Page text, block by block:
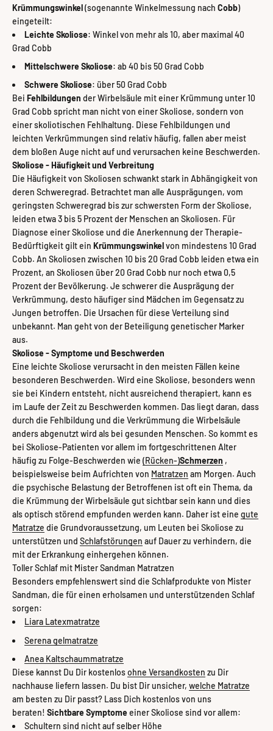
Krümmungswinkel(sogenannte Winkelmessung nach Cobb)
eingeteilt:
Leichte Skoliose: Winkel von mehr als 10, aber maximal 40
Grad Cobb
Mittelschwere Skoliose: ab 40 bis 50 Grad Cobb
Schwere Skoliose: über 50 Grad Cobb
Bei Fehlbildungen der Wirbelsäule mit einer Krümmung unter 10
Grad Cobb spricht man nicht von einer Skoliose, sondern von
einer skoliotischen Fehlhaltung. Diese Fehlbildungen und
leichten Verkrümmungen sind relativ häufig, fallen aber meist
dem bloßen Auge nicht auf und verursachen keine Beschwerden.
Skoliose - Häufigkeit und Verbreitung
Die Häufigkeit von Skoliosen schwankt stark in Abhängigkeit von
deren Schweregrad. Betrachtet man alle Ausprägungen, vom
geringsten Schweregrad bis zur schwersten Form der Skoliose,
leiden etwa 3 bis 5 Prozent der Menschen an Skoliosen. Für
Diagnose einer Skoliose und die Anerkennung der Therapie-
Bedürftigkeit gilt ein Krümmungswinkelvon mindestens 10 Grad
Cobb. An Skoliosen zwischen 10 bis 20 Grad Cobb leiden etwa ein
Prozent, an Skoliosen über 20 Grad Cobb nur noch etwa 0,5
Prozent der Bevölkerung. Je schwerer die Ausprägung der
Verkrümmung, desto häufiger sind Mädchen im Gegensatz zu
Jungen betroffen. Die Ursachen für diese Verteilung sind
unbekannt. Man geht von der Beteiligung genetischer Marker
aus.
Skoliose - Symptome und Beschwerden
Eine leichte Skoliose verursacht in den meisten Fällen keine
besonderen Beschwerden. Wird eine Skoliose, besonders wenn
sie bei Kindern entsteht, nicht ausreichend therapiert, kann es
im Laufe der Zeit zu Beschwerden kommen. Das liegt daran, dass
durch die Fehlbildung und die Verkrümmung die Wirbelsäule
anders abgenutzt wird als bei gesunden Menschen. So kommt es
bei Skoliose-Patienten vor allem im fortgeschrittenen Alter
häufig zu Folge-Beschwerden wie (Rücken-)Schmerzen ,
beispielsweise beim Aufrichten von Matratzen am Morgen. Auch
die psychische Belastung der Betroffenen ist oft ein Thema, da
die Krümmung der Wirbelsäule gut sichtbar sein kann und dies
als optisch störend empfunden werden kann. Daher ist eine gute
Matratze die Grundvoraussetzung, um Leuten bei Skoliose zu
unterstützen und Schlafstörungen auf Dauer zu verhindern, die
mit der Erkrankung einhergehen können.
Toller Schlaf mit Mister Sandman Matratzen
Besonders empfehlenswert sind die Schlafprodukte von Mister
Sandman, die für einen erholsamen und unterstützenden Schlaf
sorgen:
Liara Latexmatratze
Serena gelmatratze
Anea Kaltschaummatratze
Diese kannst Du Dir kostenlosohne Versandkosten zu Dir
nachhause liefern lassen. Du bist Dir unsicher, welche Matratze
am besten zu Dir passt? Lass Dich kostenlos von uns
beraten! Sichtbare Symptome einer Skoliose sind vor allem:
Schultern sind nicht auf selber Höhe